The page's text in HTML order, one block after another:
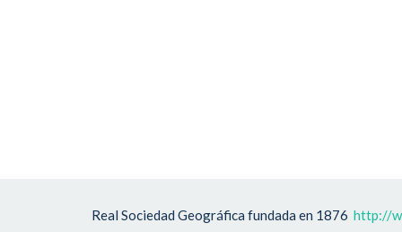
Real Sociedad Geográfica fundada en 1876 http://